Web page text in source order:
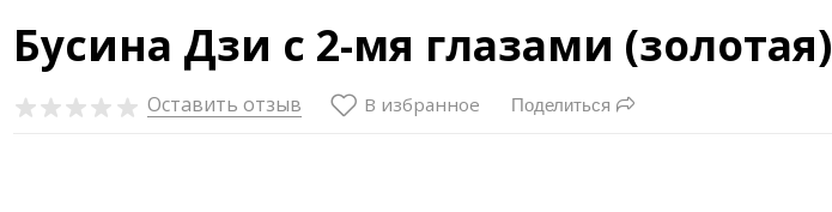
Бусина Дзи с 2-мя глазами (золотая)
Оставить отзыв В избранное Поделиться